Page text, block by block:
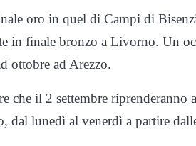
oro in quel di Campi di
in finale bronzo a Livorno. Un
ottobre ad Arezzo.
che il 2 settembre
dal lunedì al venerdì a partire